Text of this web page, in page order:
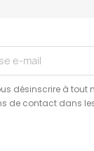
désinscrire à tout
de contact dans